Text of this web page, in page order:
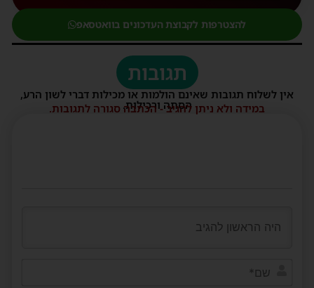
להצטרפות לקבוצת העדכונים בוואטסאפ
תגובות
אין לשלוח תגובות שאינם הולמות או מכילות דברי לשון הרע,
הסתה ורכילות.
במידה ולא ניתן להגיב - הכתבה סגורה לתגובות.